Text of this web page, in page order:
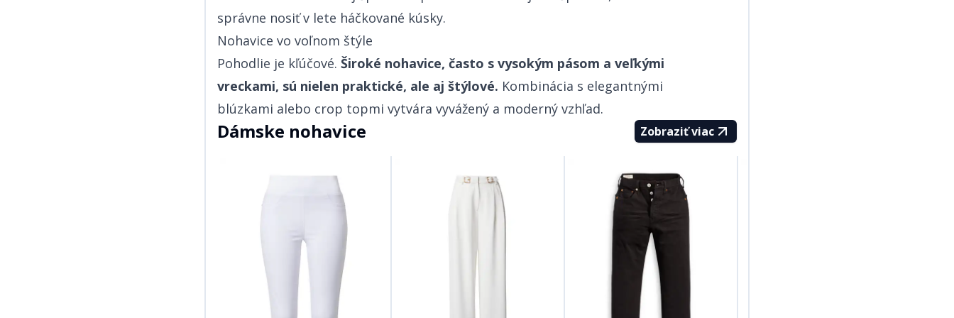
správne nosiť v lete háčkované kúsky.​​​​‌ ‍ ​‍​‍‌‍ ‌ ​‍‌‍‍‌‌‍‌ ‌‍‍‌‌‍ ‍​‍​‍​ ‍‍​‍​‍‌ ​ ‌‍​‌‌‍ ‍‌‍‍‌‌ ‌​‌ ‍‌​‍ ‍‌‍‍‌‌‍ ​‍​‍​‍ ​​‍​‍‌‍‍​‌ ​‍‌‍‌‌‌‍‌‍​‍​‍​ ‍‍​‍​‍‌‍‍​‌ ‌​‌ ‌​‌ ​​​ ‍‍​‍ ​‍ ‌‍ ​‌‍ ‌‍​ ‌‍​‌‌‍ ​‌‍‍​‌‍ ‌ ​ ‌ ‌​​ ‍‍​ ​ ​ ​​​ ​​​ ​​​‍ ‌ ​ ‌ ‌​‌ ‌‌‌‍‌​‌‍‍‌‌‍ ​‍ ‌‍‍‌‌‍ ‍‌ ‌​‌‍‌‌‌‍ ‍‌ ‌​​‍ ‌‍‌‌‌‍‌​‌‍‍‌‌ ‌​​‍ ‌‍ ‌‌‍ ‌‍‌​‌‍‌‌​ ‌‌ ​​‌ ​‍‌‍‌‌‌ ​ ‌‍‌‌‌‍ ‍‌ ‌​‌‍​‌‌ ‌​‌‍‍‌‌‍ ‌‍ ‍​ ‍ ‌‍‍‌‌‍‌​​ ‌​ ‍‌​ ​‌‌‍‌​​ ‌​‌‍‌‌​ ​‍‌‍‌‌‌‍‌​​‍ ‌​ ‌‍‌‍​ ‌‍‌‌​ ‍‌​‍ ‌​ ‌​‌‍​‌‌‍‌‌‌‍‌‍​‍ ‌​ ‍‌‌‍‌​‌‍​‌‌‍‌‌​‍ ‌​ ​​​ ‌​‌‍‌‌​ ‌‍​ ​‍​ ​‌​ ‌​​ ‌‍​ ‍‌​ ‌​​ ‌ ​ ‌‍​ ‍ ‌ ‌​‌ ‍‌‌ ​​‌‍‌‌​ ‌‌ ​​‌‍ ‌ ​ ‌ ‌​​ ‍ ‌ ​​‌‍​‌‌ ‌​‌‍‍​​ ‌‌‍​ ‌‍ ‌‍ ‍‌ ‌​‌‍‌‌‌‍ ‍‌ ‌​​‍‌‌​ ‌‌‌​​‍‌‌ ‌‍‍ ‌‍‌‌‌ ‍‌​‍‌‌​ ​ ‌​‌​​‍‌‌​ ​ ‌​‌​​‍‌‌​ ​‍​ ​‍​ ‌‌​ ‌‌‌‍​‌​ ​‍‌‍​‌​ ​ ​ ‌‌‌‍‌​‌‍​‌​ ‌‌​ ‌‍​ ‍​​‍‌‌​ ​‍​ ​‍​‍‌‌​ ‌‌‌​‌​​‍ ‍‌‍​ ‌‍‍​‌‍‍‌‌‍ ​‌‍‌​‌ ​‍‌‍‌‌‌‍ ‍​‍‌‌​ ‌‌‌​​‍‌‌ ‌‍‍ ‌‍‌‌‌ ‍‌​‍‌‌​ ​ ‌​‌​​‍‌‌​ ​ ‌​‌​​‍‌‌​ ​‍​ ​‍‌‍‌‌​ ‍​‌‍‌‌​ ‌ ​ ‌​‌‍​‍‌‍‌‍​ ​‌​ ‌​‌‍‌‍​ ‌​​ ​​​‍‌‌​ ​‍​ ​‍​‍‌‌​ ‌‌‌​‌​​‍ ‍‌ ‌​‌‍‌‌‌ ‍​‌ ‌​​ ‌‍​‍‌‍​‌‌ ​ ‌‍‌‌‌‌‌‌‌ ​‍‌‍ ​​ ‌‌‍‍​‌ ‌​‌ ‌​‌ ​​​‍‌‌​ ​ ‌​​‌​‍‌‌​ ​‍‌​‌‍​‍‌‌​ ​‍‌​‌‍‌‍ ​‌‍ ‌‍​ ‌‍​‌‌‍ ​‌‍‍​‌‍ ‌ ​ ‌ ‌​​‍‌‌​ ​ ‌​​‌​ ​ ​ ​​​ ​​​ ​​​‍‌‌​ ​‍‌​‌‍‌ ​ ‌ ‌​‌ ‌‌‌‍‌​‌‍‍‌‌‍ ​‍‌‍‌‍‍‌‌‍‌​​ ‌​ ‍‌​ ​‌‌‍‌​​ ‌​‌‍‌‌​ ​‍‌‍‌‌‌‍‌​​‍ ‌​ ‌‍‌‍​ ‌‍‌‌​ ‍‌​‍ ‌​ ‌​‌‍​‌‌‍‌‌‌‍‌‍​‍ ‌​ ‍‌‌‍‌​‌‍​‌‌‍‌‌​‍ ‌​ ​​​ ‌​‌‍‌‌​ ‌‍​ ​‍​ ​‌​ ‌​​ ‌‍​ ‍‌​ ‌​​ ‌ ​ ‌‍​‍‌‍‌ ‌​‌ ‍‌‌ ​​‌‍‌‌​ ‌‌ ​​‌‍ ‌ ​ ‌ ‌​​‍‌‍‌ ​​‌‍​‌‌ ‌​‌‍‍​​ ‌‌‍​ ‌‍ ‌‍ ‍‌ ‌​‌‍‌‌‌‍ ‍‌ ‌​​‍‌‌​ ‌‌‌​​‍‌‌ ‌‍‍ ‌‍‌‌‌ ‍‌​‍‌‌​ ​ ‌​‌​​‍‌‌​ ​ ‌​‌​​‍‌‌​ ​‍​ ​‍​ ‌‌​ ‌‌‌‍​‌​ ​‍‌‍​‌​ ​ ​ ‌‌‌‍‌​‌‍​‌​ ‌‌​ ‌‍​ ‍​​‍‌‌​ ​‍​ ​‍​‍‌‌​ ‌‌‌​‌​​‍ ‍‌‍​ ‌‍‍​‌‍‍‌‌‍ ​‌‍‌​‌ ​‍‌‍‌‌‌‍ ‍​‍‌‌​ ‌‌‌​​‍‌‌ ‌‍‍ ‌‍‌‌‌ ‍‌​‍‌‌​ ​ ‌​‌​​‍‌‌​ ​ ‌​‌​​‍‌‌​ ​‍​ ​‍‌‍‌‌​ ‍​‌‍‌‌​ ‌ ​ ‌​‌‍​‍‌‍‌‍​ ​‌​ ‌​‌‍‌‍​ ‌​​ ​​​‍‌‌​ ​‍​ ​‍​‍‌‌​ ‌‌‌​‌​​‍ ‍‌ ‌​‌‍‌‌‌ ‍​‌ ‌​​‍‌‍‌ ​​‌‍‌‌‌ ​‍‌ ​ ‌ ​​‌‍‌‌‌‍​ ‌ ‌​‌‍‍‌‌ ‌‍‌‍‌‌​ ‌‌ ​​‌ ‌‌‌‍​‍‌‍ ​‌‍‍‌‌ ​ ‌‍‍​‌‍‌‌‌‍‌​​‍​‍‌ ‌
Nohavice vo voľnom štýle ​​​​‌ ‍ ​‍​‍‌‍ ‌ ​‍‌‍‍‌‌‍‌ ‌‍‍‌‌‍ ‍​‍​‍​ ‍‍​‍​‍‌ ​ ‌‍​‌‌‍ ‍‌‍‍‌‌ ‌​‌ ‍‌​‍ ‍‌‍‍‌‌‍ ​‍​‍​‍ ​​‍​‍‌‍‍​‌ ​‍‌‍‌‌‌‍‌‍​‍​‍​ ‍‍​‍​‍‌‍‍​‌ ‌​‌ ‌​‌ ​​​ ‍‍​‍ ​‍ ‌‍ ​‌‍ ‌‍​ ‌‍​‌‌‍ ​‌‍‍​‌‍ ‌ ​ ‌ ‌​​ ‍‍​ ​ ​ ​​​ ​​​ ​​​‍ ‌ ​ ‌ ‌​‌ ‌‌‌‍‌​‌‍‍‌‌‍ ​‍ ‌‍‍‌‌‍ ‍‌ ‌​‌‍‌‌‌‍ ‍‌ ‌​​‍ ‌‍‌‌‌‍‌​‌‍‍‌‌ ‌​​‍ ‌‍ ‌‌‍ ‌‍‌​‌‍‌‌​ ‌‌ ​​‌ ​‍‌‍‌‌‌ ​ ‌‍‌‌‌‍ ‍‌ ‌​‌‍​‌‌ ‌​‌‍‍‌‌‍ ‌‍ ‍​ ‍ ‌‍‍‌‌‍‌​​ ‌​ ‍‌​ ​‌‌‍‌​​ ‌​‌‍‌‌​ ​‍‌‍‌‌‌‍‌​​‍ ‌​ ‌‍‌‍​ ‌‍‌‌​ ‍‌​‍ ‌​ ‌​‌‍​‌‌‍‌‌‌‍‌‍​‍ ‌​ ‍‌‌‍‌​‌‍​‌‌‍‌‌​‍ ‌​ ​​​ ‌​‌‍‌‌​ ‌‍​ ​‍​ ​‌​ ‌​​ ‌‍​ ‍‌​ ‌​​ ‌ ​ ‌‍​ ‍ ‌ ‌​‌ ‍‌‌ ​​‌‍‌‌​ ‌‌ ​​‌‍ ‌ ​ ‌ ‌​​ ‍ ‌ ​​‌‍​‌‌ ‌​‌‍‍​​ ‌‌‍​ ‌‍ ‌‍ ‍‌ ‌​‌‍‌‌‌‍ ‍‌ ‌​​‍‌‌​ ‌‌‌​​‍‌‌ ‌‍‍ ‌‍‌‌‌ ‍‌​‍‌‌​ ​ ‌​‌​​‍‌‌​ ​ ‌​‌​​‍‌‌​ ​‍​ ​‍‌‍​ ​ ‌‌​ ‍​​ ‌‍‌‍​ ​ ‌ ​ ‌ ​ ​‌​ ‌‍‌‍​‍​ ‌‌​ ​​​‍‌‌​ ​‍​ ​‍​‍‌‌​ ‌‌‌​‌​​‍ ‍‌‍​ ‌‍‍​‌‍‍‌‌‍ ​‌‍‌​‌ ​‍‌‍‌‌‌‍ ‍​‍‌‌​ ‌‌‌​​‍‌‌ ‌‍‍ ‌‍‌‌‌ ‍‌​‍‌‌​ ​ ‌​‌​​‍‌‌​ ​ ‌​‌​​‍‌‌​ ​‍​ ​‍​ ‌​​ ​‍​ ‌‍​ ​ ​ ‌‌​ ‌‌​ ‍​​ ​‍​ ‌​​ ‌ ‌‍​ ​ ​ ​‍‌‌​ ​‍​ ​‍​‍‌‌​ ‌‌‌​‌​​‍ ‍‌ ‌​‌‍‌‌‌ ‍​‌ ‌​​ ‌‍​‍‌‍​‌‌ ​ ‌‍‌‌‌‌‌‌‌ ​‍‌‍ ​​ ‌‌‍‍​‌ ‌​‌ ‌​‌ ​​​‍‌‌​ ​ ‌​​‌​‍‌‌​ ​‍‌​‌‍​‍‌‌​ ​‍‌​‌‍‌‍ ​‌‍ ‌‍​ ‌‍​‌‌‍ ​‌‍‍​‌‍ ‌ ​ ‌ ‌​​‍‌‌​ ​ ‌​​‌​ ​ ​ ​​​ ​​​ ​​​‍‌‌​ ​‍‌​‌‍‌ ​ ‌ ‌​‌ ‌‌‌‍‌​‌‍‍‌‌‍ ​‍‌‍‌‍‍‌‌‍‌​​ ‌​ ‍‌​ ​‌‌‍‌​​ ‌​‌‍‌‌​ ​‍‌‍‌‌‌‍‌​​‍ ‌​ ‌‍‌‍​ ‌‍‌‌​ ‍‌​‍ ‌​ ‌​‌‍​‌‌‍‌‌‌‍‌‍​‍ ‌​ ‍‌‌‍‌​‌‍​‌‌‍‌‌​‍ ‌​ ​​​ ‌​‌‍‌‌​ ‌‍​ ​‍​ ​‌​ ‌​​ ‌‍​ ‍‌​ ‌​​ ‌ ​ ‌‍​‍‌‍‌ ‌​‌ ‍‌‌ ​​‌‍‌‌​ ‌‌ ​​‌‍ ‌ ​ ‌ ‌​​‍‌‍‌ ​​‌‍​‌‌ ‌​‌‍‍​​ ‌‌‍​ ‌‍ ‌‍ ‍‌ ‌​‌‍‌‌‌‍ ‍‌ ‌​​‍‌‌​ ‌‌‌​​‍‌‌ ‌‍‍ ‌‍‌‌‌ ‍‌​‍‌‌​ ​ ‌​‌​​‍‌‌​ ​ ‌​‌​​‍‌‌​ ​‍​ ​‍‌‍​ ​ ‌‌​ ‍​​ ‌‍‌‍​ ​ ‌ ​ ‌ ​ ​‌​ ‌‍‌‍​‍​ ‌‌​ ​​​‍‌‌​ ​‍​ ​‍​‍‌‌​ ‌‌‌​‌​​‍ ‍‌‍​ ‌‍‍​‌‍‍‌‌‍ ​‌‍‌​‌ ​‍‌‍‌‌‌‍ ‍​‍‌‌​ ‌‌‌​​‍‌‌ ‌‍‍ ‌‍‌‌‌ ‍‌​‍‌‌​ ​ ‌​‌​​‍‌‌​ ​ ‌​‌​​‍‌‌​ ​‍​ ​‍​ ‌​​ ​‍​ ‌‍​ ​ ​ ‌‌​ ‌‌​ ‍​​ ​‍​ ‌​​ ‌ ‌‍​ ​ ​ ​‍‌‌​ ​‍​ ​‍​‍‌‌​ ‌‌‌​‌​​‍ ‍‌ ‌​‌‍‌‌‌ ‍​‌ ‌​​‍‌‍‌ ​​‌‍‌‌‌ ​‍‌ ​ ‌ ​​‌‍‌‌‌‍​ ‌ ‌​‌‍‍‌‌ ‌‍‌‍‌‌​ ‌‌ ​​‌ ‌‌‌‍​‍‌‍ ​‌‍‍‌‌ ​ ‌‍‍​‌‍‌‌‌‍‌​​‍​‍‌ ‌
Pohodlie je kľúčové. ​​​​‌ ‍ ​‍​‍‌‍ ‌ ​‍‌‍‍‌‌‍‌ ‌‍‍‌‌‍ ‍​‍​‍​ ‍‍​‍​‍‌ ​ ‌‍​‌‌‍ ‍‌‍‍‌‌ ‌​‌ ‍‌​‍ ‍‌‍‍‌‌‍ ​‍​‍​‍ ​​‍​‍‌‍‍​‌ ​‍‌‍‌‌‌‍‌‍​‍​‍​ ‍‍​‍​‍‌‍‍​‌ ‌​‌ ‌​‌ ​​​ ‍‍​‍ ​‍ ‌‍ ​‌‍ ‌‍​ ‌‍​‌‌‍ ​‌‍‍​‌‍ ‌ ​ ‌ ‌​​ ‍‍​ ​ ​ ​​​ ​​​ ​​​‍ ‌ ​ ‌ ‌​‌ ‌‌‌‍‌​‌‍‍‌‌‍ ​‍ ‌‍‍‌‌‍ ‍‌ ‌​‌‍‌‌‌‍ ‍‌ ‌​​‍ ‌‍‌‌‌‍‌​‌‍‍‌‌ ‌​​‍ ‌‍ ‌‌‍ ‌‍‌​‌‍‌‌​ ‌‌ ​​‌ ​‍‌‍‌‌‌ ​ ‌‍‌‌‌‍ ‍‌ ‌​‌‍​‌‌ ‌​‌‍‍‌‌‍ ‌‍ ‍​ ‍ ‌‍‍‌‌‍‌​​ ‌​ ‍‌​ ​‌‌‍‌​​ ‌​‌‍‌‌​ ​‍‌‍‌‌‌‍‌​​‍ ‌​ ‌‍‌‍​ ‌‍‌‌​ ‍‌​‍ ‌​ ‌​‌‍​‌‌‍‌‌‌‍‌‍​‍ ‌​ ‍‌‌‍‌​‌‍​‌‌‍‌‌​‍ ‌​ ​​​ ‌​‌‍‌‌​ ‌‍​ ​‍​ ​‌​ ‌​​ ‌‍​ ‍‌​ ‌​​ ‌ ​ ‌‍​ ‍ ‌ ‌​‌ ‍‌‌ ​​‌‍‌‌​ ‌‌ ​​‌‍ ‌ ​ ‌ ‌​​ ‍ ‌ ​​‌‍​‌‌ ‌​‌‍‍​​ ‌‌‍​ ‌‍ ‌‍ ‍‌ ‌​‌‍‌‌‌‍ ‍‌ ‌​​‍‌‌​ ‌‌‌​​‍‌‌ ‌‍‍ ‌‍‌‌‌ ‍‌​‍‌‌​ ​ ‌​‌​​‍‌‌​ ​ ‌​‌​​‍‌‌​ ​‍​ ​‍​ ‌‍​ ‌‌‌‍‌‌​ ‌​​ ‌‍​ ​​​ ‍​​ ​‌​ ​‍​ ​​‌‍‌​​ ‌‌​‍‌‌​ ​‍​ ​‍​‍‌‌​ ‌‌‌​‌​​‍ ‍‌‍​ ‌‍‍​‌‍‍‌‌‍ ​‌‍‌​‌ ​‍‌‍‌‌‌‍ ‍​‍‌‌​ ‌‌‌​​‍‌‌ ‌‍‍ ‌‍‌‌‌ ‍‌​‍‌‌​ ​ ‌​‌​​‍‌‌​ ​ ‌​‌​​‍‌‌​ ​‍​ ​‍​ ​‍​ ‌‍​ ​‍‌‍​‌​ ‌‌‌‍​‌‌‍‌​​ ‌‍‌‍​‌​ ‌‍‌‍​‌‌‍​‌​‍‌‌​ ​‍​ ​‍​‍‌‌​ ‌‌‌​‌​​‍ ‍‌ ‌​‌‍‌‌‌ ‍​‌ ‌​​ ‌‍​‍‌‍​‌‌ ​ ‌‍‌‌‌‌‌‌‌ ​‍‌‍ ​​ ‌‌‍‍​‌ ‌​‌ ‌​‌ ​​​‍‌‌​ ​ ‌​​‌​‍‌‌​ ​‍‌​‌‍​‍‌‌​ ​‍‌​‌‍‌‍ ​‌‍ ‌‍​ ‌‍​‌‌‍ ​‌‍‍​‌‍ ‌ ​ ‌ ‌​​‍‌‌​ ​ ‌​​‌​ ​ ​ ​​​ ​​​ ​​​‍‌‌​ ​‍‌​‌‍‌ ​ ‌ ‌​‌ ‌‌‌‍‌​‌‍‍‌‌‍ ​‍‌‍‌‍‍‌‌‍‌​​ ‌​ ‍‌​ ​‌‌‍‌​​ ‌​‌‍‌‌​ ​‍‌‍‌‌‌‍‌​​‍ ‌​ ‌‍‌‍​ ‌‍‌‌​ ‍‌​‍ ‌​ ‌​‌‍​‌‌‍‌‌‌‍‌‍​‍ ‌​ ‍‌‌‍‌​‌‍​‌‌‍‌‌​‍ ‌​ ​​​ ‌​‌‍‌‌​ ‌‍​ ​‍​ ​‌​ ‌​​ ‌‍​ ‍‌​ ‌​​ ‌ ​ ‌‍​‍‌‍‌ ‌​‌ ‍‌‌ ​​‌‍‌‌​ ‌‌ ​​‌‍ ‌ ​ ‌ ‌​​‍‌‍‌ ​​‌‍​‌‌ ‌​‌‍‍​​ ‌‌‍​ ‌‍ ‌‍ ‍‌ ‌​‌‍‌‌‌‍ ‍‌ ‌​​‍‌‌​ ‌‌‌​​‍‌‌ ‌‍‍ ‌‍‌‌‌ ‍‌​‍‌‌​ ​ ‌​‌​​‍‌‌​ ​ ‌​‌​​‍‌‌​ ​‍​ ​‍​ ‌‍​ ‌‌‌‍‌‌​ ‌​​ ‌‍​ ​​​ ‍​​ ​‌​ ​‍​ ​​‌‍‌​​ ‌‌​‍‌‌​ ​‍​ ​‍​‍‌‌​ ‌‌‌​‌​​‍ ‍‌‍​ ‌‍‍​‌‍‍‌‌‍ ​‌‍‌​‌ ​‍‌‍‌‌‌‍ ‍​‍‌‌​ ‌‌‌​​‍‌‌ ‌‍‍ ‌‍‌‌‌ ‍‌​‍‌‌​ ​ ‌​‌​​‍‌‌​ ​ ‌​‌​​‍‌‌​ ​‍​ ​‍​ ​‍​ ‌‍​ ​‍‌‍​‌​ ‌‌‌‍​‌‌‍‌​​ ‌‍‌‍​‌​ ‌‍‌‍​‌‌‍​‌​‍‌‌​ ​‍​ ​‍​‍‌‌​ ‌‌‌​‌​​‍ ‍‌ ‌​‌‍‌‌‌ ‍​‌ ‌​​‍‌‍‌ ​​‌‍‌‌‌ ​‍‌ ​ ‌ ​​‌‍‌‌‌‍​ ‌ ‌​‌‍‍‌‌ ‌‍‌‍‌‌​ ‌‌ ​​‌ ‌‌‌‍​‍‌‍ ​‌‍‍‌‌ ​ ‌‍‍​‌‍‌‌‌‍‌​​‍​‍‌ ‌ Široké nohavice, často s vysokým pásom a veľkými
vreckami, sú nielen praktické, ale aj štýlové.​​​​‌ ‍ ​‍​‍‌‍ ‌ ​‍‌‍‍‌‌‍‌ ‌‍‍‌‌‍ ‍​‍​‍​ ‍‍​‍​‍‌ ​ ‌‍​‌‌‍ ‍‌‍‍‌‌ ‌​‌ ‍‌​‍ ‍‌‍‍‌‌‍ ​‍​‍​‍ ​​‍​‍‌‍‍​‌ ​‍‌‍‌‌‌‍‌‍​‍​‍​ ‍‍​‍​‍‌‍‍​‌ ‌​‌ ‌​‌ ​​​ ‍‍​‍ ​‍ ‌‍ ​‌‍ ‌‍​ ‌‍​‌‌‍ ​‌‍‍​‌‍ ‌ ​ ‌ ‌​​ ‍‍​ ​ ​ ​​​ ​​​ ​​​‍ ‌ ​ ‌ ‌​‌ ‌‌‌‍‌​‌‍‍‌‌‍ ​‍ ‌‍‍‌‌‍ ‍‌ ‌​‌‍‌‌‌‍ ‍‌ ‌​​‍ ‌‍‌‌‌‍‌​‌‍‍‌‌ ‌​​‍ ‌‍ ‌‌‍ ‌‍‌​‌‍‌‌​ ‌‌ ​​‌ ​‍‌‍‌‌‌ ​ ‌‍‌‌‌‍ ‍‌ ‌​‌‍​‌‌ ‌​‌‍‍‌‌‍ ‌‍ ‍​ ‍ ‌‍‍‌‌‍‌​​ ‌​ ‍‌​ ​‌‌‍‌​​ ‌​‌‍‌‌​ ​‍‌‍‌‌‌‍‌​​‍ ‌​ ‌‍‌‍​ ‌‍‌‌​ ‍‌​‍ ‌​ ‌​‌‍​‌‌‍‌‌‌‍‌‍​‍ ‌​ ‍‌‌‍‌​‌‍​‌‌‍‌‌​‍ ‌​ ​​​ ‌​‌‍‌‌​ ‌‍​ ​‍​ ​‌​ ‌​​ ‌‍​ ‍‌​ ‌​​ ‌ ​ ‌‍​ ‍ ‌ ‌​‌ ‍‌‌ ​​‌‍‌‌​ ‌‌ ​​‌‍ ‌ ​ ‌ ‌​​ ‍ ‌ ​​‌‍​‌‌ ‌​‌‍‍​​ ‌‌‍​ ‌‍ ‌‍ ‍‌ ‌​‌‍‌‌‌‍ ‍‌ ‌​​‍‌‌​ ‌‌‌​​‍‌‌ ‌‍‍ ‌‍‌‌‌ ‍‌​‍‌‌​ ​ ‌​‌​​‍‌‌​ ​ ‌​‌​​‍‌‌​ ​‍​ ​‍​ ‌‍​ ‌‌‌‍‌‌​ ‌​​ ‌‍​ ​​​ ‍​​ ​‌​ ​‍​ ​​‌‍‌​​ ‌‌​‍‌‌​ ​‍​ ​‍​‍‌‌​ ‌‌‌​‌​​‍ ‍‌‍​ ‌‍‍​‌‍‍‌‌‍ ​‌‍‌​‌ ​‍‌‍‌‌‌‍ ‍​‍‌‌​ ‌‌‌​​‍‌‌ ‌‍‍ ‌‍‌‌‌ ‍‌​‍‌‌​ ​ ‌​‌​​‍‌‌​ ​ ‌​‌​​‍‌‌​ ​‍​ ​‍‌‍​ ‌‍​‍​ ‌​​ ‌‌​ ​​​ ​‌‌‍‌‌​ ‌‌‌‍​ ‌‍‌‌‌‍​‌‌‍‌‌​‍‌‌​ ​‍​ ​‍​‍‌‌​ ‌‌‌​‌​​‍ ‍‌ ‌​‌‍‌‌‌ ‍​‌ ‌​​ ‌‍​‍‌‍​‌‌ ​ ‌‍‌‌‌‌‌‌‌ ​‍‌‍ ​​ ‌‌‍‍​‌ ‌​‌ ‌​‌ ​​​‍‌‌​ ​ ‌​​‌​‍‌‌​ ​‍‌​‌‍​‍‌‌​ ​‍‌​‌‍‌‍ ​‌‍ ‌‍​ ‌‍​‌‌‍ ​‌‍‍​‌‍ ‌ ​ ‌ ‌​​‍‌‌​ ​ ‌​​‌​ ​ ​ ​​​ ​​​ ​​​‍‌‌​ ​‍‌​‌‍‌ ​ ‌ ‌​‌ ‌‌‌‍‌​‌‍‍‌‌‍ ​‍‌‍‌‍‍‌‌‍‌​​ ‌​ ‍‌​ ​‌‌‍‌​​ ‌​‌‍‌‌​ ​‍‌‍‌‌‌‍‌​​‍ ‌​ ‌‍‌‍​ ‌‍‌‌​ ‍‌​‍ ‌​ ‌​‌‍​‌‌‍‌‌‌‍‌‍​‍ ‌​ ‍‌‌‍‌​‌‍​‌‌‍‌‌​‍ ‌​ ​​​ ‌​‌‍‌‌​ ‌‍​ ​‍​ ​‌​ ‌​​ ‌‍​ ‍‌​ ‌​​ ‌ ​ ‌‍​‍‌‍‌ ‌​‌ ‍‌‌ ​​‌‍‌‌​ ‌‌ ​​‌‍ ‌ ​ ‌ ‌​​‍‌‍‌ ​​‌‍​‌‌ ‌​‌‍‍​​ ‌‌‍​ ‌‍ ‌‍ ‍‌ ‌​‌‍‌‌‌‍ ‍‌ ‌​​‍‌‌​ ‌‌‌​​‍‌‌ ‌‍‍ ‌‍‌‌‌ ‍‌​‍‌‌​ ​ ‌​‌​​‍‌‌​ ​ ‌​‌​​‍‌‌​ ​‍​ ​‍​ ‌‍​ ‌‌‌‍‌‌​ ‌​​ ‌‍​ ​​​ ‍​​ ​‌​ ​‍​ ​​‌‍‌​​ ‌‌​‍‌‌​ ​‍​ ​‍​‍‌‌​ ‌‌‌​‌​​‍ ‍‌‍​ ‌‍‍​‌‍‍‌‌‍ ​‌‍‌​‌ ​‍‌‍‌‌‌‍ ‍​‍‌‌​ ‌‌‌​​‍‌‌ ‌‍‍ ‌‍‌‌‌ ‍‌​‍‌‌​ ​ ‌​‌​​‍‌‌​ ​ ‌​‌​​‍‌‌​ ​‍​ ​‍‌‍​ ‌‍​‍​ ‌​​ ‌‌​ ​​​ ​‌‌‍‌‌​ ‌‌‌‍​ ‌‍‌‌‌‍​‌‌‍‌‌​‍‌‌​ ​‍​ ​‍​‍‌‌​ ‌‌‌​‌​​‍ ‍‌ ‌​‌‍‌‌‌ ‍​‌ ‌​​‍‌‍‌ ​​‌‍‌‌‌ ​‍‌ ​ ‌ ​​‌‍‌‌‌‍​ ‌ ‌​‌‍‍‌‌ ‌‍‌‍‌‌​ ‌‌ ​​‌ ‌‌‌‍​‍‌‍ ​‌‍‍‌‌ ​ ‌‍‍​‌‍‌‌‌‍‌​​‍​‍‌ ‌ Kombinácia s elegantnými
blúzkami alebo crop topmi vytvára vyvážený a moderný vzhľad.​​​​‌ ‍ ​‍​‍‌‍ ‌ ​‍‌‍‍‌‌‍‌ ‌‍‍‌‌‍ ‍​‍​‍​ ‍‍​‍​‍‌ ​ ‌‍​‌‌‍ ‍‌‍‍‌‌ ‌​‌ ‍‌​‍ ‍‌‍‍‌‌‍ ​‍​‍​‍ ​​‍​‍‌‍‍​‌ ​‍‌‍‌‌‌‍‌‍​‍​‍​ ‍‍​‍​‍‌‍‍​‌ ‌​‌ ‌​‌ ​​​ ‍‍​‍ ​‍ ‌‍ ​‌‍ ‌‍​ ‌‍​‌‌‍ ​‌‍‍​‌‍ ‌ ​ ‌ ‌​​ ‍‍​ ​ ​ ​​​ ​​​ ​​​‍ ‌ ​ ‌ ‌​‌ ‌‌‌‍‌​‌‍‍‌‌‍ ​‍ ‌‍‍‌‌‍ ‍‌ ‌​‌‍‌‌‌‍ ‍‌ ‌​​‍ ‌‍‌‌‌‍‌​‌‍‍‌‌ ‌​​‍ ‌‍ ‌‌‍ ‌‍‌​‌‍‌‌​ ‌‌ ​​‌ ​‍‌‍‌‌‌ ​ ‌‍‌‌‌‍ ‍‌ ‌​‌‍​‌‌ ‌​‌‍‍‌‌‍ ‌‍ ‍​ ‍ ‌‍‍‌‌‍‌​​ ‌​ ‍‌​ ​‌‌‍‌​​ ‌​‌‍‌‌​ ​‍‌‍‌‌‌‍‌​​‍ ‌​ ‌‍‌‍​ ‌‍‌‌​ ‍‌​‍ ‌​ ‌​‌‍​‌‌‍‌‌‌‍‌‍​‍ ‌​ ‍‌‌‍‌​‌‍​‌‌‍‌‌​‍ ‌​ ​​​ ‌​‌‍‌‌​ ‌‍​ ​‍​ ​‌​ ‌​​ ‌‍​ ‍‌​ ‌​​ ‌ ​ ‌‍​ ‍ ‌ ‌​‌ ‍‌‌ ​​‌‍‌‌​ ‌‌ ​​‌‍ ‌ ​ ‌ ‌​​ ‍ ‌ ​​‌‍​‌‌ ‌​‌‍‍​​ ‌‌‍​ ‌‍ ‌‍ ‍‌ ‌​‌‍‌‌‌‍ ‍‌ ‌​​‍‌‌​ ‌‌‌​​‍‌‌ ‌‍‍ ‌‍‌‌‌ ‍‌​‍‌‌​ ​ ‌​‌​​‍‌‌​ ​ ‌​‌​​‍‌‌​ ​‍​ ​‍​ ‌‍​ ‌‌‌‍‌‌​ ‌​​ ‌‍​ ​​​ ‍​​ ​‌​ ​‍​ ​​‌‍‌​​ ‌‌​‍‌‌​ ​‍​ ​‍​‍‌‌​ ‌‌‌​‌​​‍ ‍‌‍​ ‌‍‍​‌‍‍‌‌‍ ​‌‍‌​‌ ​‍‌‍‌‌‌‍ ‍​‍‌‌​ ‌‌‌​​‍‌‌ ‌‍‍ ‌‍‌‌‌ ‍‌​‍‌‌​ ​ ‌​‌​​‍‌‌​ ​ ‌​‌​​‍‌‌​ ​‍​ ​‍‌‍‌‍​ ‍​​ ​ ​ ‍​‌‍​ ​ ‌ ​ ‍​‌‍​‍​ ​ ‌‍​ ​ ‍‌‌‍​‍​‍‌‌​ ​‍​ ​‍​‍‌‌​ ‌‌‌​‌​​‍ ‍‌ ‌​‌‍‌‌‌ ‍​‌ ‌​​ ‌‍​‍‌‍​‌‌ ​ ‌‍‌‌‌‌‌‌‌ ​‍‌‍ ​​ ‌‌‍‍​‌ ‌​‌ ‌​‌ ​​​‍‌‌​ ​ ‌​​‌​‍‌‌​ ​‍‌​‌‍​‍‌‌​ ​‍‌​‌‍‌‍ ​‌‍ ‌‍​ ‌‍​‌‌‍ ​‌‍‍​‌‍ ‌ ​ ‌ ‌​​‍‌‌​ ​ ‌​​‌​ ​ ​ ​​​ ​​​ ​​​‍‌‌​ ​‍‌​‌‍‌ ​ ‌ ‌​‌ ‌‌‌‍‌​‌‍‍‌‌‍ ​‍‌‍‌‍‍‌‌‍‌​​ ‌​ ‍‌​ ​‌‌‍‌​​ ‌​‌‍‌‌​ ​‍‌‍‌‌‌‍‌​​‍ ‌​ ‌‍‌‍​ ‌‍‌‌​ ‍‌​‍ ‌​ ‌​‌‍​‌‌‍‌‌‌‍‌‍​‍ ‌​ ‍‌‌‍‌​‌‍​‌‌‍‌‌​‍ ‌​ ​​​ ‌​‌‍‌‌​ ‌‍​ ​‍​ ​‌​ ‌​​ ‌‍​ ‍‌​ ‌​​ ‌ ​ ‌‍​‍‌‍‌ ‌​‌ ‍‌‌ ​​‌‍‌‌​ ‌‌ ​​‌‍ ‌ ​ ‌ ‌​​‍‌‍‌ ​​‌‍​‌‌ ‌​‌‍‍​​ ‌‌‍​ ‌‍ ‌‍ ‍‌ ‌​‌‍‌‌‌‍ ‍‌ ‌​​‍‌‌​ ‌‌‌​​‍‌‌ ‌‍‍ ‌‍‌‌‌ ‍‌​‍‌‌​ ​ ‌​‌​​‍‌‌​ ​ ‌​‌​​‍‌‌​ ​‍​ ​‍​ ‌‍​ ‌‌‌‍‌‌​ ‌​​ ‌‍​ ​​​ ‍​​ ​‌​ ​‍​ ​​‌‍‌​​ ‌‌​‍‌‌​ ​‍​ ​‍​‍‌‌​ ‌‌‌​‌​​‍ ‍‌‍​ ‌‍‍​‌‍‍‌‌‍ ​‌‍‌​‌ ​‍‌‍‌‌‌‍ ‍​‍‌‌​ ‌‌‌​​‍‌‌ ‌‍‍ ‌‍‌‌‌ ‍‌​‍‌‌​ ​ ‌​‌​​‍‌‌​ ​ ‌​‌​​‍‌‌​ ​‍​ ​‍‌‍‌‍​ ‍​​ ​ ​ ‍​‌‍​ ​ ‌ ​ ‍​‌‍​‍​ ​ ‌‍​ ​ ‍‌‌‍​‍​‍‌‌​ ​‍​ ​‍​‍‌‌​ ‌‌‌​‌​​‍ ‍‌ ‌​‌‍‌‌‌ ‍​‌ ‌​​‍‌‍‌ ​​‌‍‌‌‌ ​‍‌ ​ ‌ ​​‌‍‌‌‌‍​ ‌ ‌​‌‍‍‌‌ ‌‍‌‍‌‌​ ‌‌ ​​‌ ‌‌‌‍​‍‌‍ ​‌‍‍‌‌ ​ ‌‍‍​‌‍‌‌‌‍‌​​‍​‍‌ ‌
Dámske nohavice Zobraziť viac